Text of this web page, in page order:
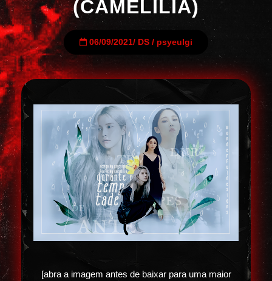
(CAMELILIA)
06/09/2021/ DS / psyeulgi
[abra a imagem antes de baixar para uma maior